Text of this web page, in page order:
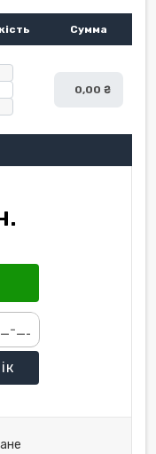
Сумма
0,00 ₴